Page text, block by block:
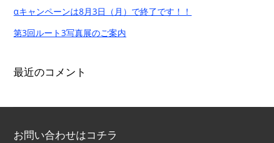
αキャンペーンは8月3日（月）で終了です！！
第3回ルート3写真展のご案内
最近のコメント
お問い合わせはコチラ